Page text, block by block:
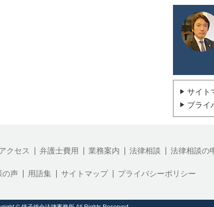
サイト
プライ
クセス 弁護士費用 業務案内 法律相談 法律相談の
の声 用語集 サイトマップ プライバシーポリシー